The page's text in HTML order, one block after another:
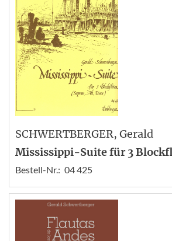
SCHWERTBERGER, Gerald
Mississippi-Suite für 3
Bestell-Nr.: 04 425